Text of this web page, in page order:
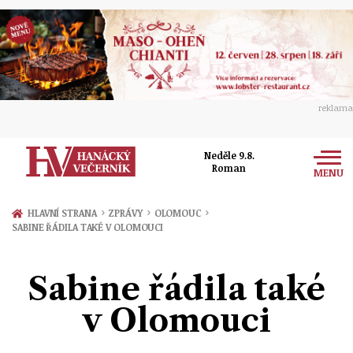
reklama
Neděle 9.8.
Roman
MENU
Zprávy
Prostějov
Politika
Ekonomika
Kultura
Společnost
HLAVNÍ STRANA › ZPRÁVY › OLOMOUC ›
SABINE ŘÁDILA TAKÉ V OLOMOUCI
Sabine řádila také
v Olomouci